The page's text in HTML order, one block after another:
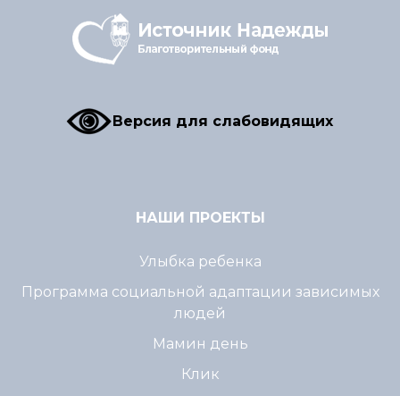
Версия для слабовидящих
НАШИ ПРОЕКТЫ
Улыбка ребенка
Программа социальной адаптации зависимых
людей
Мамин день
Клик